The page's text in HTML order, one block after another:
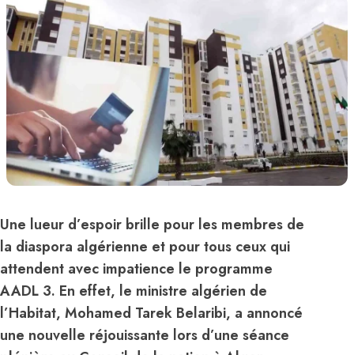
Une lueur d’espoir brille pour les membres de
la diaspora algérienne et pour tous ceux qui
attendent avec impatience le programme
AADL 3. En effet, le ministre algérien de
l’Habitat, Mohamed Tarek Belaribi, a annoncé
une nouvelle réjouissante lors d’une séance